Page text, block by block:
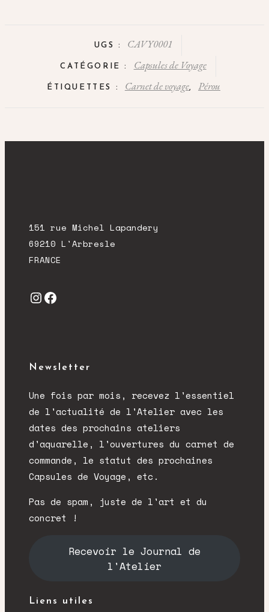
UGS : CAVY0001
CATÉGORIE : Capsules de Voyage
ÉTIQUETTES : Carnet de voyage, Pérou
151 rue Michel Lapandery
69210 L'Arbresle
FRANCE
Instagram Facebook
Newsletter
Une fois par mois, recevez l'essentiel
de l'actualité de l'Atelier avec les
dates des prochains ateliers
d'aquarelle, l'ouvertures du carnet de
commande, le statut des prochaines
Capsules de Voyage, etc.
Pas de spam, juste de l'art et du
concret !
Recevoir le Journal de
l'Atelier
Liens utiles